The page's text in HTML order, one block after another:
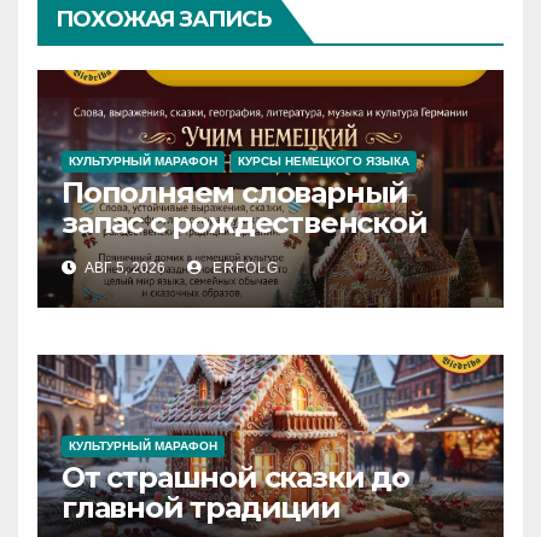
ПОХОЖАЯ ЗАПИСЬ
КУЛЬТУРНЫЙ МАРАФОН КУРСЫ НЕМЕЦКОГО ЯЗЫКА
Пополняем словарный
запас с рождественской
сказкой! Учим немецкий
вместе с Lebkuchenhaus
АВГ 5, 2026 ERFOLG
КУЛЬТУРНЫЙ МАРАФОН
От страшной сказки до
главной традиции